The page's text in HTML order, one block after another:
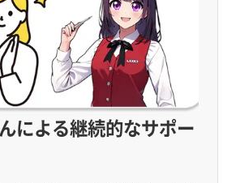
による継続的なサポー